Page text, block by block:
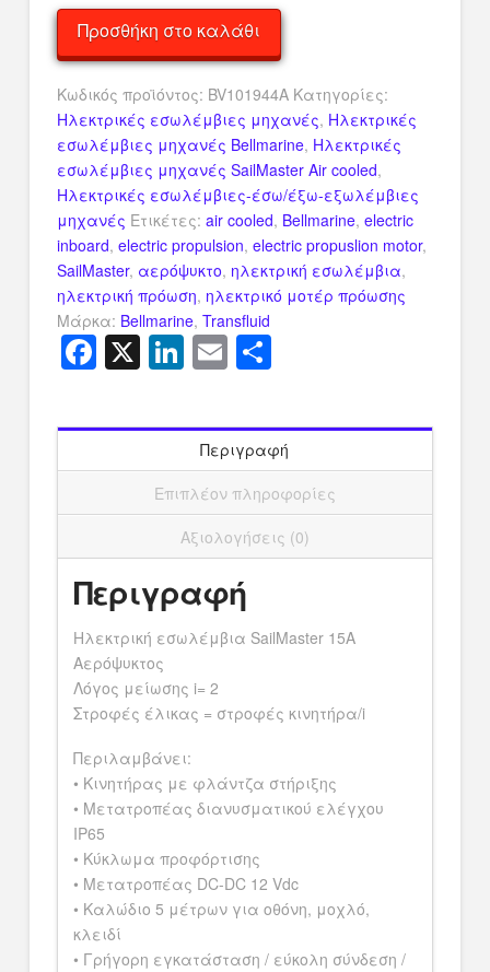
SailMaster
15A
ποσότητα
Προσθήκη στο καλάθι
Κωδικός προϊόντος: BV101944A Κατηγορίες:
Ηλεκτρικές εσωλέμβιες μηχανές, Ηλεκτρικές
εσωλέμβιες μηχανές Bellmarine, Ηλεκτρικές
εσωλέμβιες μηχανές SailMaster Air cooled,
Ηλεκτρικές εσωλέμβιες-έσω/έξω-εξωλέμβιες
μηχανές Ετικέτες: air cooled, Bellmarine, electric
inboard, electric propulsion, electric propuslion motor,
SailMaster, αερόψυκτο, ηλεκτρική εσωλέμβια,
ηλεκτρική πρόωση, ηλεκτρικό μοτέρ πρόωσης
Μάρκα: Bellmarine, Transfluid
Facebook
X LinkedIn
Email
Περιγραφή
Επιπλέον πληροφορίες
Αξιολογήσεις (0)
Περιγραφή
Ηλεκτρική εσωλέμβια SailMaster 15A
Αερόψυκτος
Λόγος μείωσης i= 2
Στροφές έλικας = στροφές κινητήρα/i
Περιλαμβάνει:
• Κινητήρας με φλάντζα στήριξης
• Μετατροπέας διανυσματικού ελέγχου
IP65
• Κύκλωμα προφόρτισης
• Μετατροπέας DC-DC 12 Vdc
• Καλώδιο 5 μέτρων για οθόνη, μοχλό,
κλειδί
• Γρήγορη εγκατάσταση / εύκολη σύνδεση /